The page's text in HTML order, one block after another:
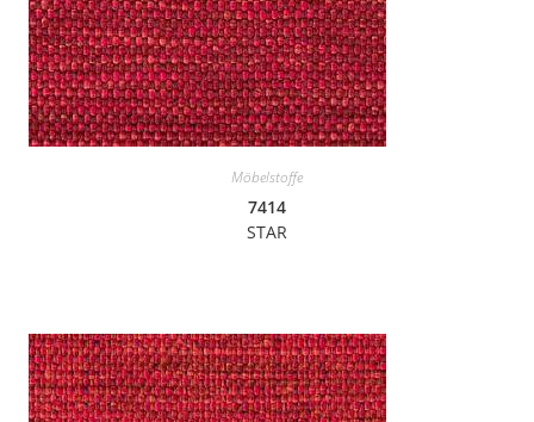
Möbelstoffe
7414
STAR